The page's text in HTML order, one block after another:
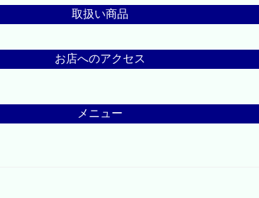
取扱い商品
お店へのアクセス
メニュー